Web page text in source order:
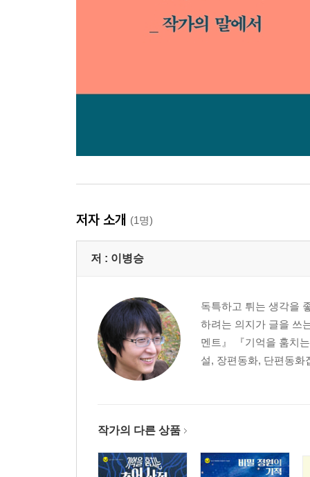
저자 소개 (1명)
저 : 이병승
독특하고 튀는 생각을
하려는 의지가 글을 쓰
멘트』 『기억을 훔치
설, 장편동화, 단편동화
작가의 다른 상품